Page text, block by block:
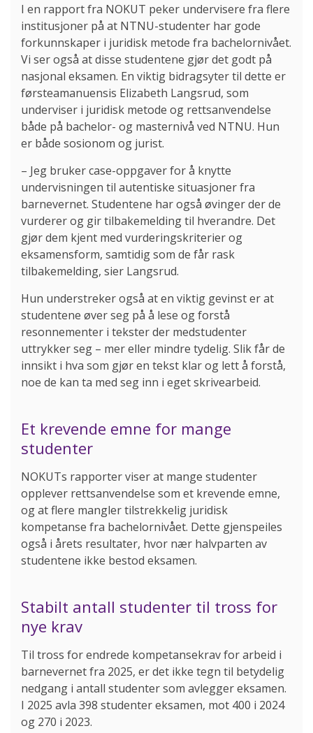
I en rapport fra NOKUT peker undervisere fra flere
institusjoner på at NTNU-studenter har gode
forkunnskaper i juridisk metode fra bachelornivået.
Vi ser også at disse studentene gjør det godt på
nasjonal eksamen. En viktig bidragsyter til dette er
førsteamanuensis Elizabeth Langsrud, som
underviser i juridisk metode og rettsanvendelse
både på bachelor- og masternivå ved NTNU. Hun
er både sosionom og jurist.
– Jeg bruker case-oppgaver for å knytte
undervisningen til autentiske situasjoner fra
barnevernet. Studentene har også øvinger der de
vurderer og gir tilbakemelding til hverandre. Det
gjør dem kjent med vurderingskriterier og
eksamensform, samtidig som de får rask
tilbakemelding, sier Langsrud.
Hun understreker også at en viktig gevinst er at
studentene øver seg på å lese og forstå
resonnementer i tekster der medstudenter
uttrykker seg – mer eller mindre tydelig. Slik får de
innsikt i hva som gjør en tekst klar og lett å forstå,
noe de kan ta med seg inn i eget skrivearbeid.
Et krevende emne for mange
studenter
NOKUTs rapporter viser at mange studenter
opplever rettsanvendelse som et krevende emne,
og at flere mangler tilstrekkelig juridisk
kompetanse fra bachelornivået. Dette gjenspeiles
også i årets resultater, hvor nær halvparten av
studentene ikke bestod eksamen.
Stabilt antall studenter til tross for
nye krav
Til tross for endrede kompetansekrav for arbeid i
barnevernet fra 2025, er det ikke tegn til betydelig
nedgang i antall studenter som avlegger eksamen.
I 2025 avla 398 studenter eksamen, mot 400 i 2024
og 270 i 2023.